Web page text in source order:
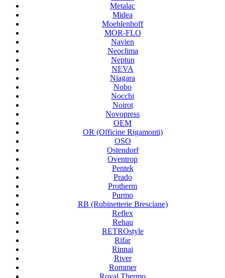
Metalac
Midea
Moehlenhoff
MOR-FLO
Navien
Neoclima
Neptun
NEVA
Niagara
Nobo
Nocchi
Noirot
Novopress
OEM
OR (Officine Rigamonti)
OSO
Ostendorf
Oventrop
Pentek
Prado
Protherm
Purmo
RB (Rubinetterie Bresciane)
Reflex
Rehau
RETROstyle
Rifar
Rinnai
River
Rommer